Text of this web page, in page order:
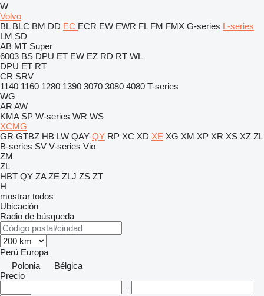
W
Volvo
BL BLC BM DD EC ECR EW EWR FL FM FMX G-series L-series
LM SD
AB MT Super
6003 BS DPU ET EW EZ RD RT WL
DPU ET RT
CR SRV
1140 1160 1280 1390 3070 3080 4080 T-series
WG
AR AW
KMA SP W-series WR WS
XCMG
GR GTBZ HB LW QAY QY RP XC XD XE XG XM XP XR XS XZ ZL
B-series SV V-series Vio
ZM
ZL
HBT QY ZA ZE ZLJ ZS ZT
H
mostrar todos
Ubicación
Radio de búsqueda
Perú Europa
Polonia
Bélgica
Precio
–